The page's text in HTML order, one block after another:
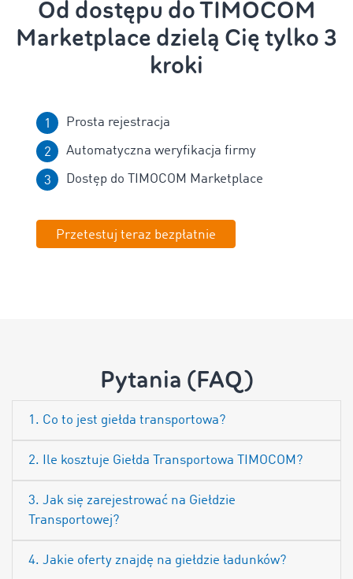
Od dostępu do TIMOCOM
Marketplace dzielą Cię tylko 3
kroki
Prosta rejestracja
Automatyczna weryfikacja firmy
Dostęp do TIMOCOM Marketplace
Przetestuj teraz bezpłatnie
Pytania (FAQ)
1. Co to jest giełda transportowa?
2. Ile kosztuje Giełda Transportowa TIMOCOM?
3. Jak się zarejestrować na Giełdzie
Transportowej?
4. Jakie oferty znajdę na giełdzie ładunków?